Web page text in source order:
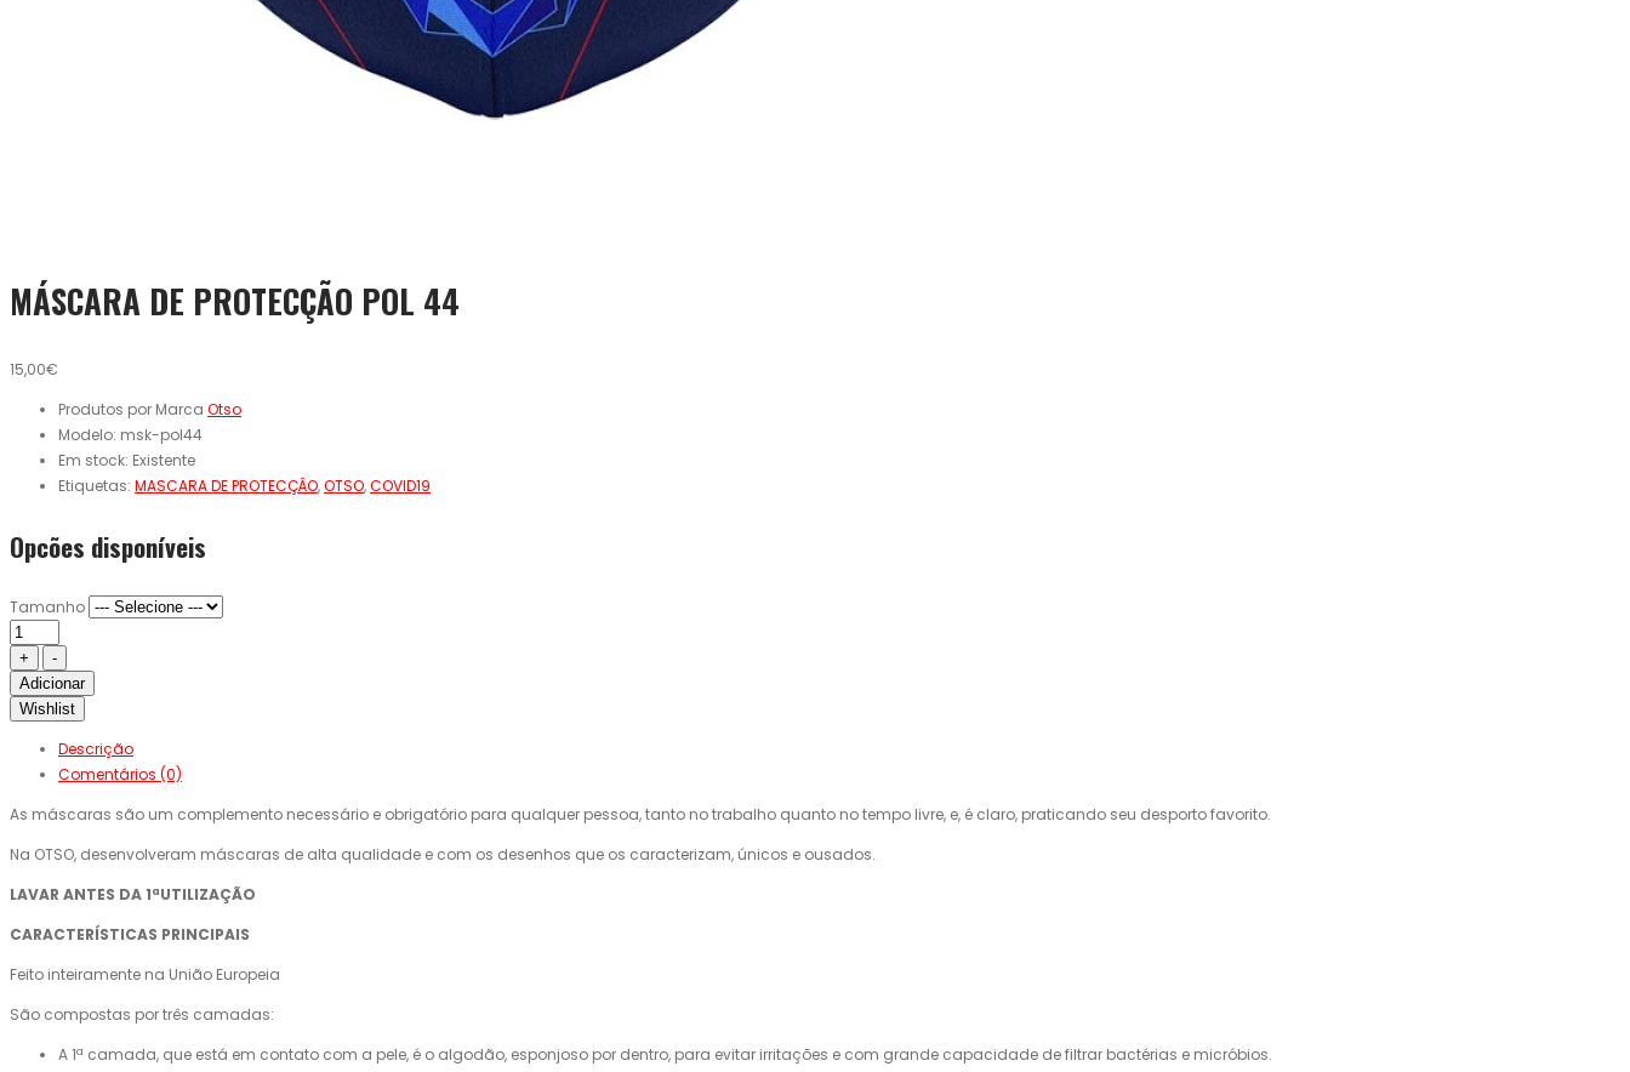
MÁSCARA DE PROTECÇÃO POL 44
15,00€
Produtos por Marca Otso
Modelo: msk-pol44
Em stock: Existente
Etiquetas: MASCARA DE PROTECÇÂO,OTSO,COVID19
Opcões disponíveis
Tamanho
Adicionar
Wishlist
Descrição
Comentários (0)
As máscaras são um complemento necessário e obrigatório para qualquer pessoa, tanto no trabalho quanto no tempo livre, e, é claro, praticando seu desporto favorito.
Na OTSO, desenvolveram máscaras de alta qualidade e com os desenhos que os caracterizam, únicos e ousados.
LAVAR ANTES DA 1ªUTILIZAÇÃO
CARACTERÍSTICAS PRINCIPAIS
Feito inteiramente na União Europeia
São compostas por três camadas:
A 1ª camada, que está em contato com a pele, é o algodão, esponjoso por dentro, para evitar irritações e com grande capacidade de filtrar bactérias e micróbios.